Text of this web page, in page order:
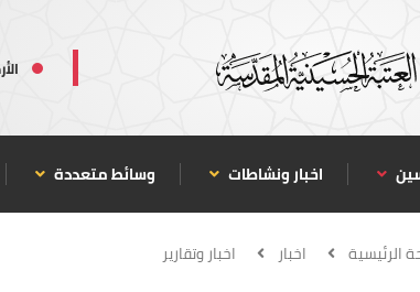
اخبار ونشاطات وسائط متعددة
الرئيسية اخبار اخبار وتقارير